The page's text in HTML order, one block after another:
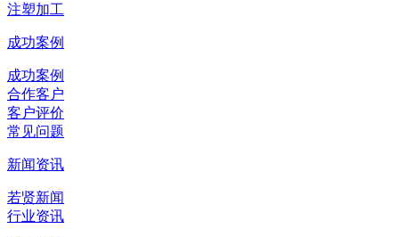
注塑加工
成功案例
成功案例
合作客户
客户评价
常见问题
新闻资讯
若贤新闻
行业资讯